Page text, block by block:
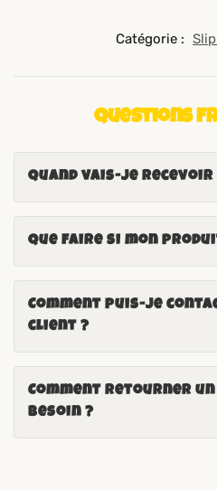
Catégorie :
Questions
Quand vais-je recevoir
Que faire si mon
Comment puis-je
client ?
Comment retourner
besoin ?